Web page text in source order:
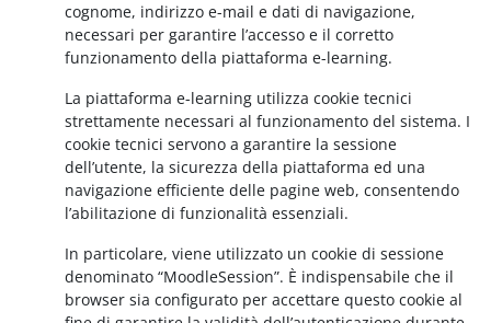
cognome, indirizzo e-mail e dati di navigazione,
necessari per garantire l’accesso e il corretto
funzionamento della piattaforma e-learning.
La piattaforma e-learning utilizza cookie tecnici
strettamente necessari al funzionamento del sistema. I
cookie tecnici servono a garantire la sessione
dell’utente, la sicurezza della piattaforma ed una
navigazione efficiente delle pagine web, consentendo
l’abilitazione di funzionalità essenziali.
In particolare, viene utilizzato un cookie di sessione
denominato “MoodleSession”. È indispensabile che il
browser sia configurato per accettare questo cookie al